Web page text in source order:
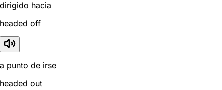
dirigido hacia
headed off
a punto de irse
headed out